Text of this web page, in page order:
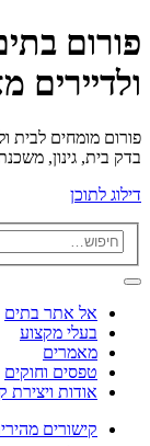
פורום
ולדיירים
פורום מומחים לבית
בדק בית, גינון,
דילוג לתוכן
אל אתר בתים
בעלי מקצוע
מאמרים
טפסים וחוקים
אודות ויצירת
קישורים